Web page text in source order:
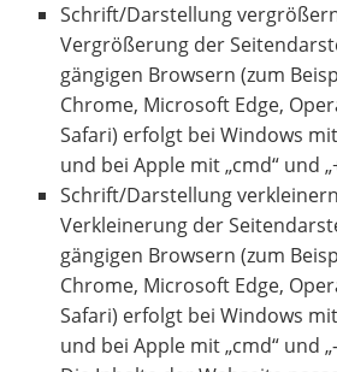
Schrift/Darstellung
Vergrößerung der
gängigen Browsern (zum
Chrome, Microsoft Edge,
Safari) erfolgt bei Windows mit
und bei Apple mit „cmd“ und
Schrift/Darstellung
Verkleinerung der
gängigen Browsern (zum
Chrome, Microsoft Edge,
Safari) erfolgt bei Windows mit
und bei Apple mit „cmd“ und